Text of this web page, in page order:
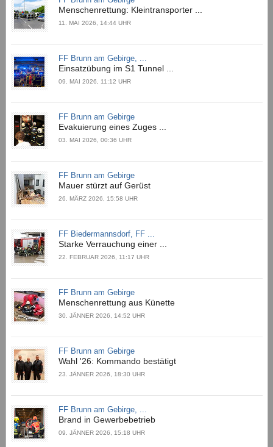
Menschenrettung: Kleintransporter ...
11. MAI 2026, 14:44 UHR
FF Brunn am Gebirge, ...
Einsatzübung im S1 Tunnel ...
09. MAI 2026, 11:12 UHR
FF Brunn am Gebirge
Evakuierung eines Zuges ...
03. MAI 2026, 00:36 UHR
FF Brunn am Gebirge
Mauer stürzt auf Gerüst
26. MÄRZ 2026, 15:58 UHR
FF Biedermannsdorf, FF ...
Starke Verrauchung einer ...
22. FEBRUAR 2026, 11:17 UHR
FF Brunn am Gebirge
Menschenrettung aus Künette
30. JÄNNER 2026, 14:52 UHR
FF Brunn am Gebirge
Wahl '26: Kommando bestätigt
23. JÄNNER 2026, 18:30 UHR
FF Brunn am Gebirge, ...
Brand in Gewerbebetrieb
09. JÄNNER 2026, 15:18 UHR